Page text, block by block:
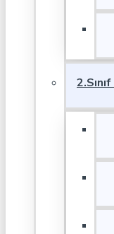
2.Sınıf